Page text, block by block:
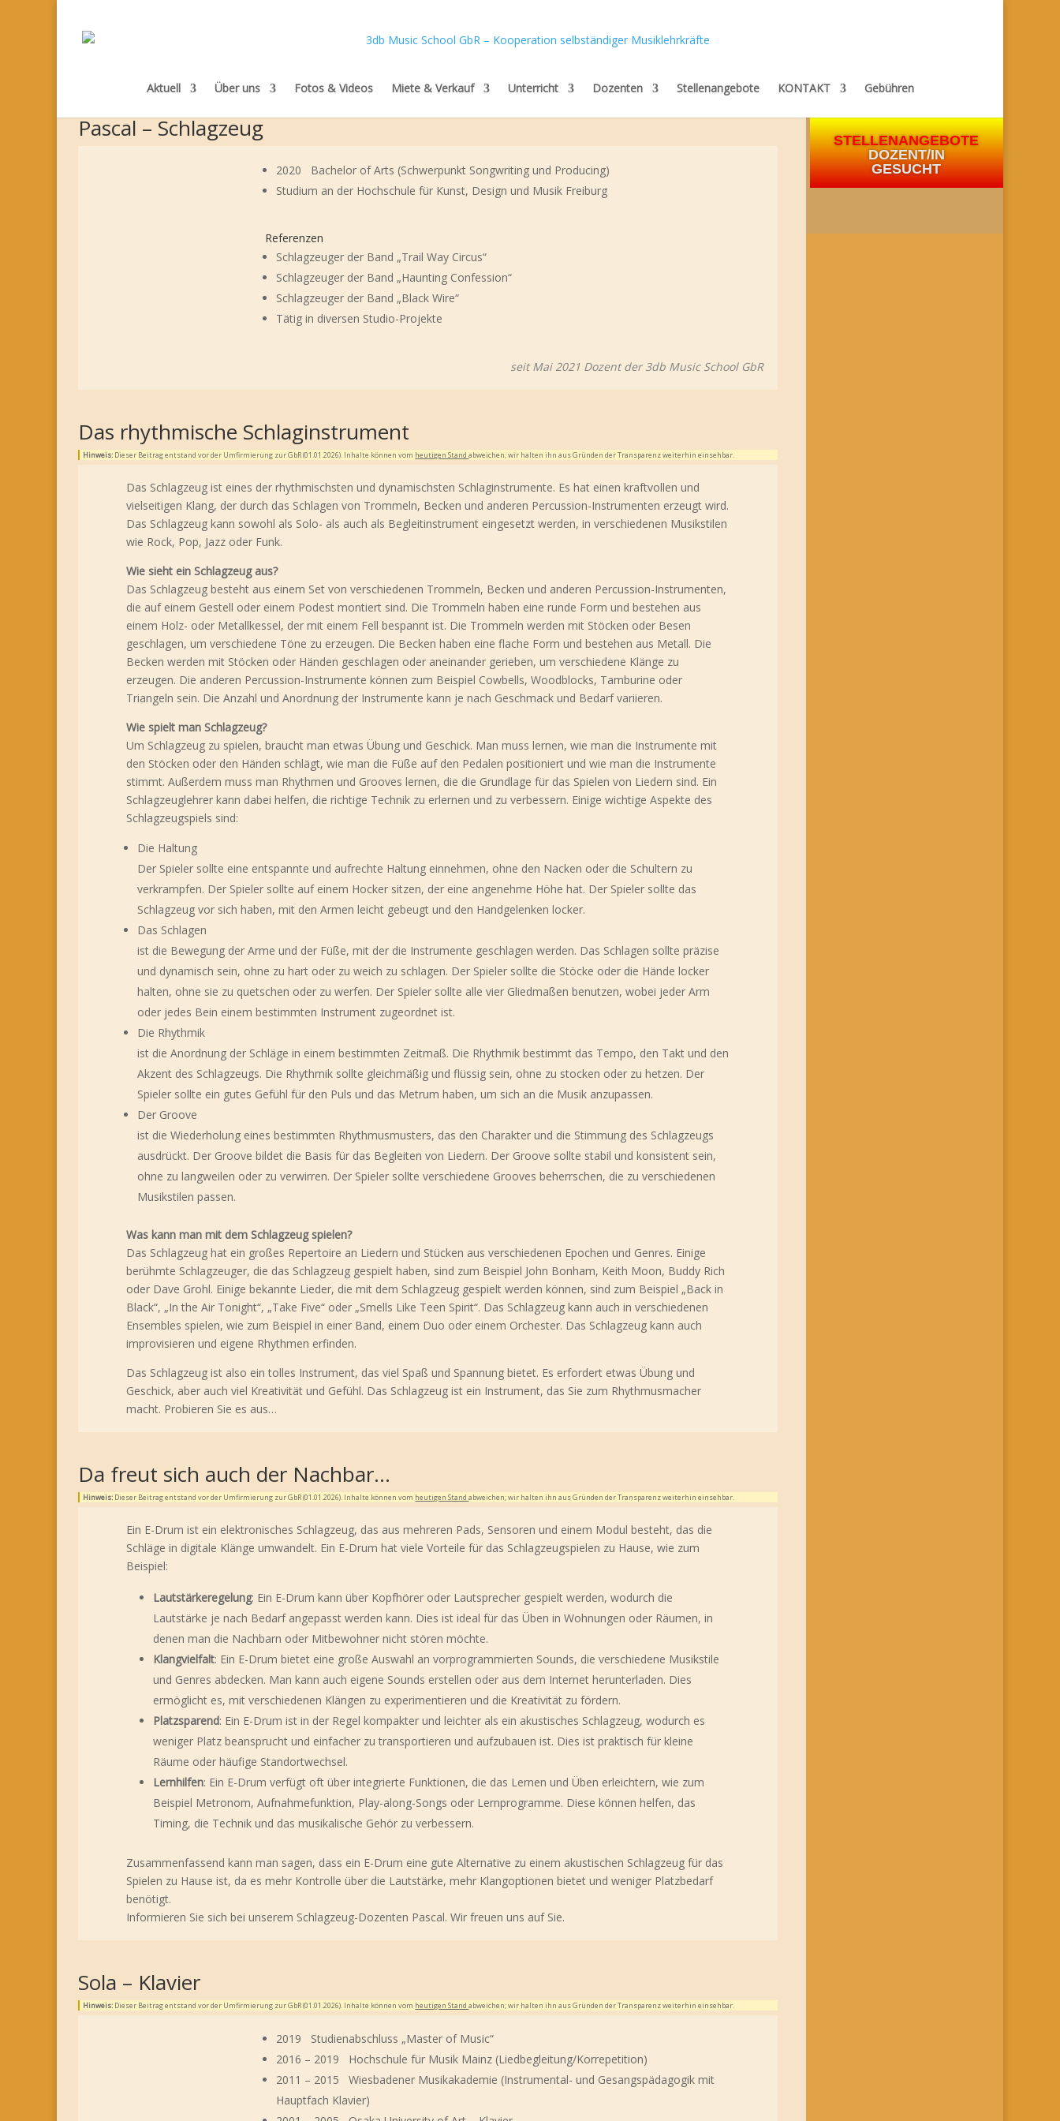
Aktuell Über uns Fotos & Videos Miete & Verkauf Unterricht Dozenten Stellenangebote KONTAKT Gebühren
Pascal – Schlagzeug
2020 Bachelor of Arts (Schwerpunkt Songwriting und Producing)
Studium an der Hochschule für Kunst, Design und Musik Freiburg
Referenzen
Schlagzeuger der Band „Trail Way Circus“
Schlagzeuger der Band „Haunting Confession“
Schlagzeuger der Band „Black Wire“
Tätig in diversen Studio-Projekte
seit Mai 2021 Dozent der 3db Music School GbR
Das rhythmische Schlaginstrument
Hinweis: Dieser Beitrag entstand vor der Umfirmierung zur GbR (01.01.2026). Inhalte können vom heutigen Standabweichen; wir halten ihn aus Gründen der Transparenz weiterhin einsehbar.
Das Schlagzeug ist eines der rhythmischsten und dynamischsten Schlaginstrumente. Es hat einen kraftvollen und
vielseitigen Klang, der durch das Schlagen von Trommeln, Becken und anderen Percussion-Instrumenten erzeugt wird.
Das Schlagzeug kann sowohl als Solo- als auch als Begleitinstrument eingesetzt werden, in verschiedenen Musikstilen
wie Rock, Pop, Jazz oder Funk.
Wie sieht ein Schlagzeug aus?
Das Schlagzeug besteht aus einem Set von verschiedenen Trommeln, Becken und anderen Percussion-Instrumenten,
die auf einem Gestell oder einem Podest montiert sind. Die Trommeln haben eine runde Form und bestehen aus
einem Holz- oder Metallkessel, der mit einem Fell bespannt ist. Die Trommeln werden mit Stöcken oder Besen
geschlagen, um verschiedene Töne zu erzeugen. Die Becken haben eine flache Form und bestehen aus Metall. Die
Becken werden mit Stöcken oder Händen geschlagen oder aneinander gerieben, um verschiedene Klänge zu
erzeugen. Die anderen Percussion-Instrumente können zum Beispiel Cowbells, Woodblocks, Tamburine oder
Triangeln sein. Die Anzahl und Anordnung der Instrumente kann je nach Geschmack und Bedarf variieren.
Wie spielt man Schlagzeug?
Um Schlagzeug zu spielen, braucht man etwas Übung und Geschick. Man muss lernen, wie man die Instrumente mit
den Stöcken oder den Händen schlägt, wie man die Füße auf den Pedalen positioniert und wie man die Instrumente
stimmt. Außerdem muss man Rhythmen und Grooves lernen, die die Grundlage für das Spielen von Liedern sind. Ein
Schlagzeuglehrer kann dabei helfen, die richtige Technik zu erlernen und zu verbessern. Einige wichtige Aspekte des
Schlagzeugspiels sind:
Die Haltung
Der Spieler sollte eine entspannte und aufrechte Haltung einnehmen, ohne den Nacken oder die Schultern zu
verkrampfen. Der Spieler sollte auf einem Hocker sitzen, der eine angenehme Höhe hat. Der Spieler sollte das
Schlagzeug vor sich haben, mit den Armen leicht gebeugt und den Handgelenken locker.
Das Schlagen
ist die Bewegung der Arme und der Füße, mit der die Instrumente geschlagen werden. Das Schlagen sollte präzise
und dynamisch sein, ohne zu hart oder zu weich zu schlagen. Der Spieler sollte die Stöcke oder die Hände locker
halten, ohne sie zu quetschen oder zu werfen. Der Spieler sollte alle vier Gliedmaßen benutzen, wobei jeder Arm
oder jedes Bein einem bestimmten Instrument zugeordnet ist.
Die Rhythmik
ist die Anordnung der Schläge in einem bestimmten Zeitmaß. Die Rhythmik bestimmt das Tempo, den Takt und den
Akzent des Schlagzeugs. Die Rhythmik sollte gleichmäßig und flüssig sein, ohne zu stocken oder zu hetzen. Der
Spieler sollte ein gutes Gefühl für den Puls und das Metrum haben, um sich an die Musik anzupassen.
Der Groove
ist die Wiederholung eines bestimmten Rhythmusmusters, das den Charakter und die Stimmung des Schlagzeugs
ausdrückt. Der Groove bildet die Basis für das Begleiten von Liedern. Der Groove sollte stabil und konsistent sein,
ohne zu langweilen oder zu verwirren. Der Spieler sollte verschiedene Grooves beherrschen, die zu verschiedenen
Musikstilen passen.
Was kann man mit dem Schlagzeug spielen?
Das Schlagzeug hat ein großes Repertoire an Liedern und Stücken aus verschiedenen Epochen und Genres. Einige
berühmte Schlagzeuger, die das Schlagzeug gespielt haben, sind zum Beispiel John Bonham, Keith Moon, Buddy Rich
oder Dave Grohl. Einige bekannte Lieder, die mit dem Schlagzeug gespielt werden können, sind zum Beispiel „Back in
Black“, „In the Air Tonight“, „Take Five“ oder „Smells Like Teen Spirit“. Das Schlagzeug kann auch in verschiedenen
Ensembles spielen, wie zum Beispiel in einer Band, einem Duo oder einem Orchester. Das Schlagzeug kann auch
improvisieren und eigene Rhythmen erfinden.
Das Schlagzeug ist also ein tolles Instrument, das viel Spaß und Spannung bietet. Es erfordert etwas Übung und
Geschick, aber auch viel Kreativität und Gefühl. Das Schlagzeug ist ein Instrument, das Sie zum Rhythmusmacher
macht. Probieren Sie es aus…
Da freut sich auch der Nachbar…
Hinweis: Dieser Beitrag entstand vor der Umfirmierung zur GbR (01.01.2026). Inhalte können vom heutigen Standabweichen; wir halten ihn aus Gründen der Transparenz weiterhin einsehbar.
Ein E-Drum ist ein elektronisches Schlagzeug, das aus mehreren Pads, Sensoren und einem Modul besteht, das die
Schläge in digitale Klänge umwandelt. Ein E-Drum hat viele Vorteile für das Schlagzeugspielen zu Hause, wie zum
Beispiel:
Lautstärkeregelung: Ein E-Drum kann über Kopfhörer oder Lautsprecher gespielt werden, wodurch die
Lautstärke je nach Bedarf angepasst werden kann. Dies ist ideal für das Üben in Wohnungen oder Räumen, in
denen man die Nachbarn oder Mitbewohner nicht stören möchte.
Klangvielfalt: Ein E-Drum bietet eine große Auswahl an vorprogrammierten Sounds, die verschiedene Musikstile
und Genres abdecken. Man kann auch eigene Sounds erstellen oder aus dem Internet herunterladen. Dies
ermöglicht es, mit verschiedenen Klängen zu experimentieren und die Kreativität zu fördern.
Platzsparend: Ein E-Drum ist in der Regel kompakter und leichter als ein akustisches Schlagzeug, wodurch es
weniger Platz beansprucht und einfacher zu transportieren und aufzubauen ist. Dies ist praktisch für kleine
Räume oder häufige Standortwechsel.
Lernhilfen: Ein E-Drum verfügt oft über integrierte Funktionen, die das Lernen und Üben erleichtern, wie zum
Beispiel Metronom, Aufnahmefunktion, Play-along-Songs oder Lernprogramme. Diese können helfen, das
Timing, die Technik und das musikalische Gehör zu verbessern.
Zusammenfassend kann man sagen, dass ein E-Drum eine gute Alternative zu einem akustischen Schlagzeug für das
Spielen zu Hause ist, da es mehr Kontrolle über die Lautstärke, mehr Klangoptionen bietet und weniger Platzbedarf
benötigt.
Informieren Sie sich bei unserem Schlagzeug-Dozenten Pascal. Wir freuen uns auf Sie.
Sola – Klavier
Hinweis: Dieser Beitrag entstand vor der Umfirmierung zur GbR (01.01.2026). Inhalte können vom heutigen Standabweichen; wir halten ihn aus Gründen der Transparenz weiterhin einsehbar.
2019 Studienabschluss „Master of Music“
2016 – 2019 Hochschule für Musik Mainz (Liedbegleitung/Korrepetition)
2011 – 2015 Wiesbadener Musikakademie (Instrumental- und Gesangspädagogik mit
Hauptfach Klavier)
STELLENANGEBOTE
DOZENT/IN
GESUCHT